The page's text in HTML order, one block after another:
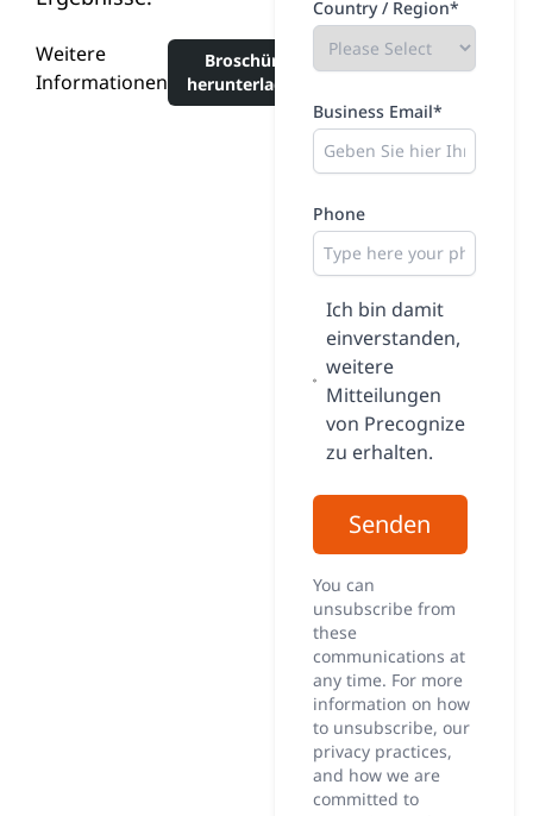
Weitere
Informationen
Broschüre
herunterladen
Country / Region*
Business Email*
Phone
Ich bin damit
einverstanden,
weitere
Mitteilungen
von Precognize
zu erhalten.
Senden
You can
unsubscribe from
these
communications at
any time. For more
information on how
to unsubscribe, our
privacy practices,
and how we are
committed to